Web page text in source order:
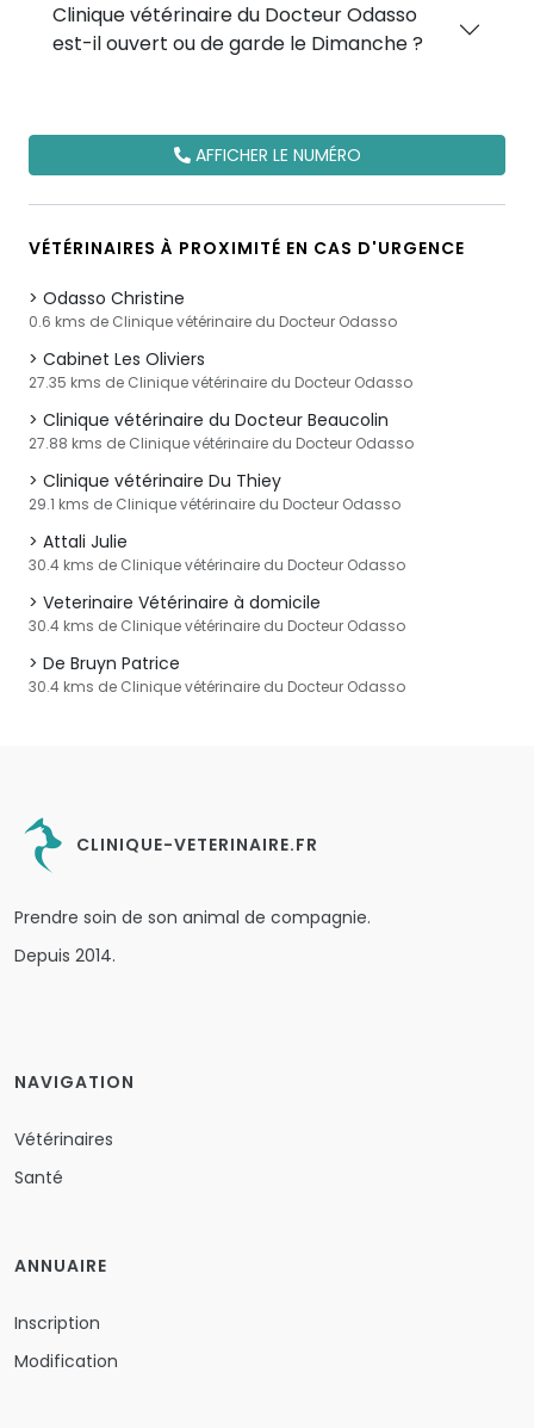
Clinique vétérinaire du Docteur Odasso
est-il ouvert ou de garde le Dimanche ?
AFFICHER LE NUMÉRO
VÉTÉRINAIRES À PROXIMITÉ EN CAS D'URGENCE
Odasso Christine
0.6 kms de Clinique vétérinaire du Docteur Odasso
Cabinet Les Oliviers
27.35 kms de Clinique vétérinaire du Docteur Odasso
Clinique vétérinaire du Docteur Beaucolin
27.88 kms de Clinique vétérinaire du Docteur Odasso
Clinique vétérinaire Du Thiey
29.1 kms de Clinique vétérinaire du Docteur Odasso
Attali Julie
30.4 kms de Clinique vétérinaire du Docteur Odasso
Veterinaire Vétérinaire à domicile
30.4 kms de Clinique vétérinaire du Docteur Odasso
De Bruyn Patrice
30.4 kms de Clinique vétérinaire du Docteur Odasso
CLINIQUE-VETERINAIRE.FR
Prendre soin de son animal de compagnie.
Depuis 2014.
NAVIGATION
Vétérinaires
Santé
ANNUAIRE
Inscription
Modification